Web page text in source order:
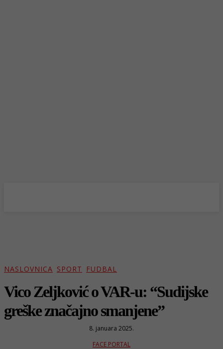
NASLOVNICA SPORT FUDBAL
Vico Zeljković o VAR-u: “Sudijske
greške značajno smanjene”
8. januara 2025.
FACE PORTAL